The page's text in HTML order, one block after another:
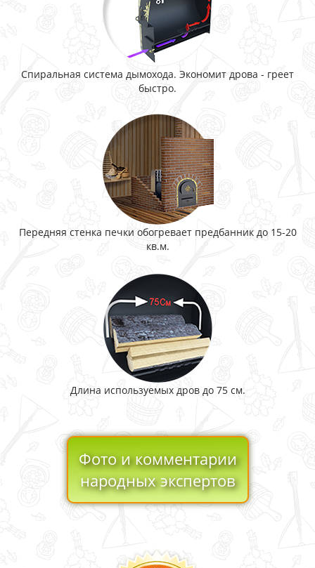
Спиральная система дымохода. Экономит дрова - греет
быстро.
Передняя стенка печки обогревает предбанник до 15-20
кв.м.
Длина используемых дров до 75 см.
Фото и комментарии
народных экспертов